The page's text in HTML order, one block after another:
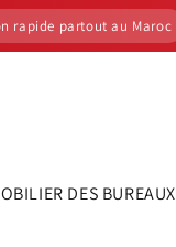
rapide partout au Maroc
DES BUREAUX